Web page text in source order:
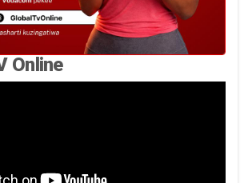
Online